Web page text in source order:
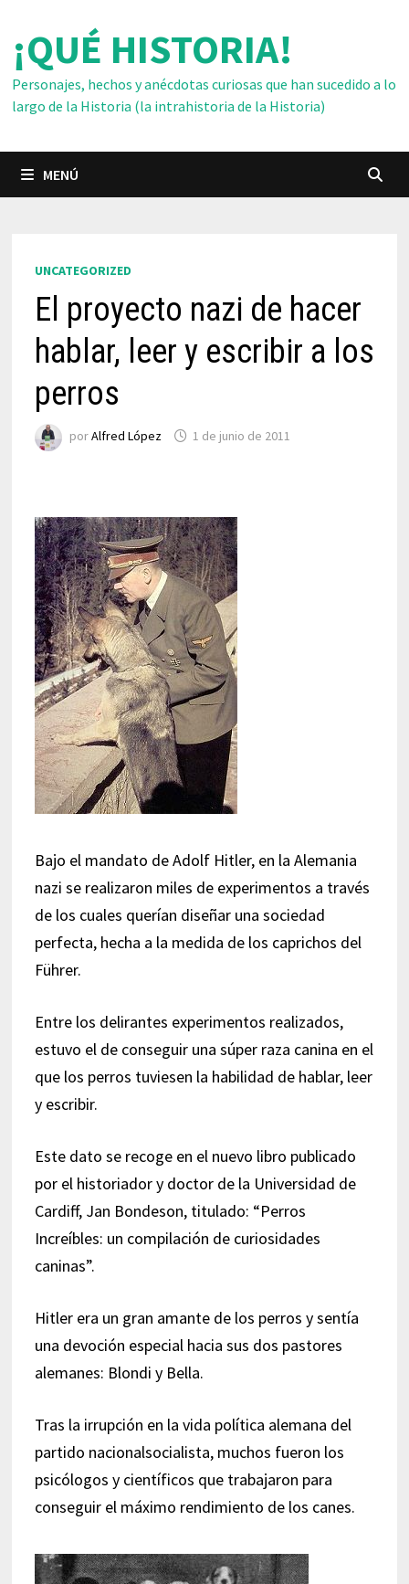
contenido
¡QUÉ HISTORIA!
Personajes, hechos y anécdotas curiosas que han sucedido a lo
largo de la Historia (la intrahistoria de la Historia)
MENÚ
UNCATEGORIZED
El proyecto nazi de hacer
hablar, leer y escribir a los
perros
porAlfred López 1 de junio de 2011
Bajo el mandato de Adolf Hitler, en la Alemania
nazi se realizaron miles de experimentos a través
de los cuales querían diseñar una sociedad
perfecta, hecha a la medida de los caprichos del
Führer.
Entre los delirantes experimentos realizados,
estuvo el de conseguir una súper raza canina en el
que los perros tuviesen la habilidad de hablar, leer
y escribir.
Este dato se recoge en el nuevo libro publicado
por el historiador y doctor de la Universidad de
Cardiff, Jan Bondeson, titulado: “Perros
Increíbles: un compilación de curiosidades
caninas”.
Hitler era un gran amante de los perros y sentía
una devoción especial hacia sus dos pastores
alemanes: Blondi y Bella.
Tras la irrupción en la vida política alemana del
partido nacionalsocialista, muchos fueron los
psicólogos y científicos que trabajaron para
conseguir el máximo rendimiento de los canes.